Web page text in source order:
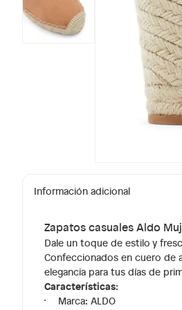
Información adicional
Zapatos casuales Aldo
Dale un toque de estilo y
Confeccionados en cuero de
elegancia para tus días de
Características:
Marca: ALDO